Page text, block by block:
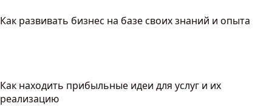
Как развивать бизнес на базе своих знаний и опыта
Как находить прибыльные идеи для услуг и их
реализацию